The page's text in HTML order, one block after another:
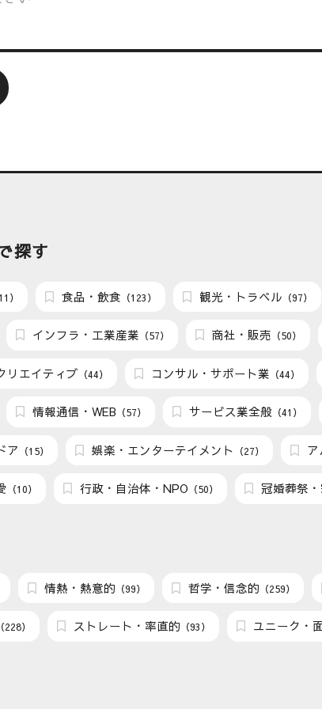
探す
） 食品・飲食 （123） 観光・トラベル （97）
インフラ・工業産業 （57） 商社・販売 （50）
リエイティブ （44） コンサル・サポート業 （44）
情報通信・WEB （57） サービス業全般 （41）
ア （15） 娯楽・エンターテイメント （27） ア
（10） 行政・自治体・NPO （50） 冠婚葬祭
情熱・熱意的 （99） 哲学・信念的 （259）
（228） ストレート・率直的 （93） ユニーク・